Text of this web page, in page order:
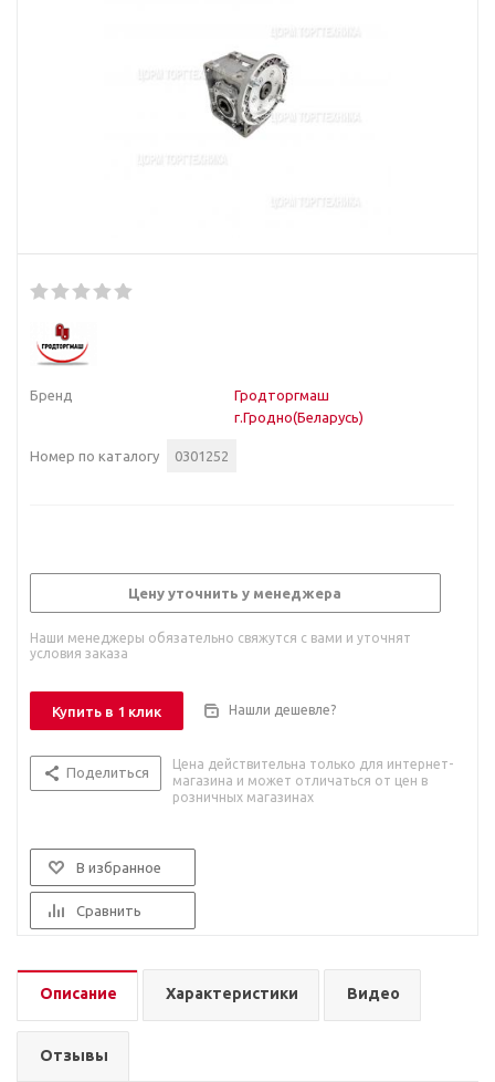
Бренд
Гродторгмаш
г.Гродно(Беларусь)
Номер по каталогу 0301252
Цену уточнить у менеджера
Наши менеджеры обязательно свяжутся с вами и уточнят
условия заказа
Купить в 1 клик Нашли дешевле?
Поделиться
Цена действительна только для интернет-
магазина и может отличаться от цен в
розничных магазинах
В избранное
Сравнить
Описание Характеристики Видео
Отзывы